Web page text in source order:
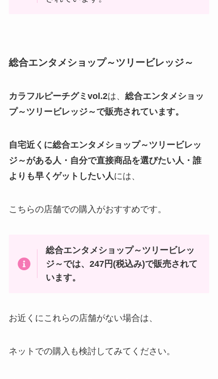
総合エンタメショップ～ツリービレッジ～
カラフルピーチグミvol.2は、 総合エンタメショッ
プ～ツリービレッジ～ で販売されています。
自宅近くに総合エンタメショップ～ツリービレッ
ジ～ がある人・自分で直接商品を選びたい人・誰
よりも早くゲットしたい人には、
こちらの店舗での購入がおすすめです。
総合エンタメショップ～ツリービレッ
ジ～ では、247円(税込み)で販売されて
います。
お近くにこれらの店舗がない場合は、
ネットでの購入も検討してみてください。